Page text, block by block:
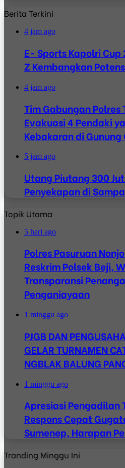
Berita Terkini
4 jam ago
E- Sports Kapolri Cup
Z Kembangkan
4 jam ago
Tim Gabungan
Evakuasi 4 Pendaki
Kebakaran di Gunung
5 jam ago
Utang Piutang 300
Penyekapan di
Topik Utama
5 hari ago
Polres Pasuruan
Reskrim Polsek Beji,
Transparansi
Penganiayaan
1 minggu ago
PJGB DAN
GELAR TURNAMEN
NGBLAK BALUNG
1 minggu ago
Apresiasi Pengadilan
Respons Cepat
Sumenep, Harapan
Tranding Minggu Ini